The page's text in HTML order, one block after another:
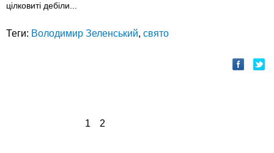
цілковиті дебіли...
Теги: Володимир Зеленський, свято
1 2